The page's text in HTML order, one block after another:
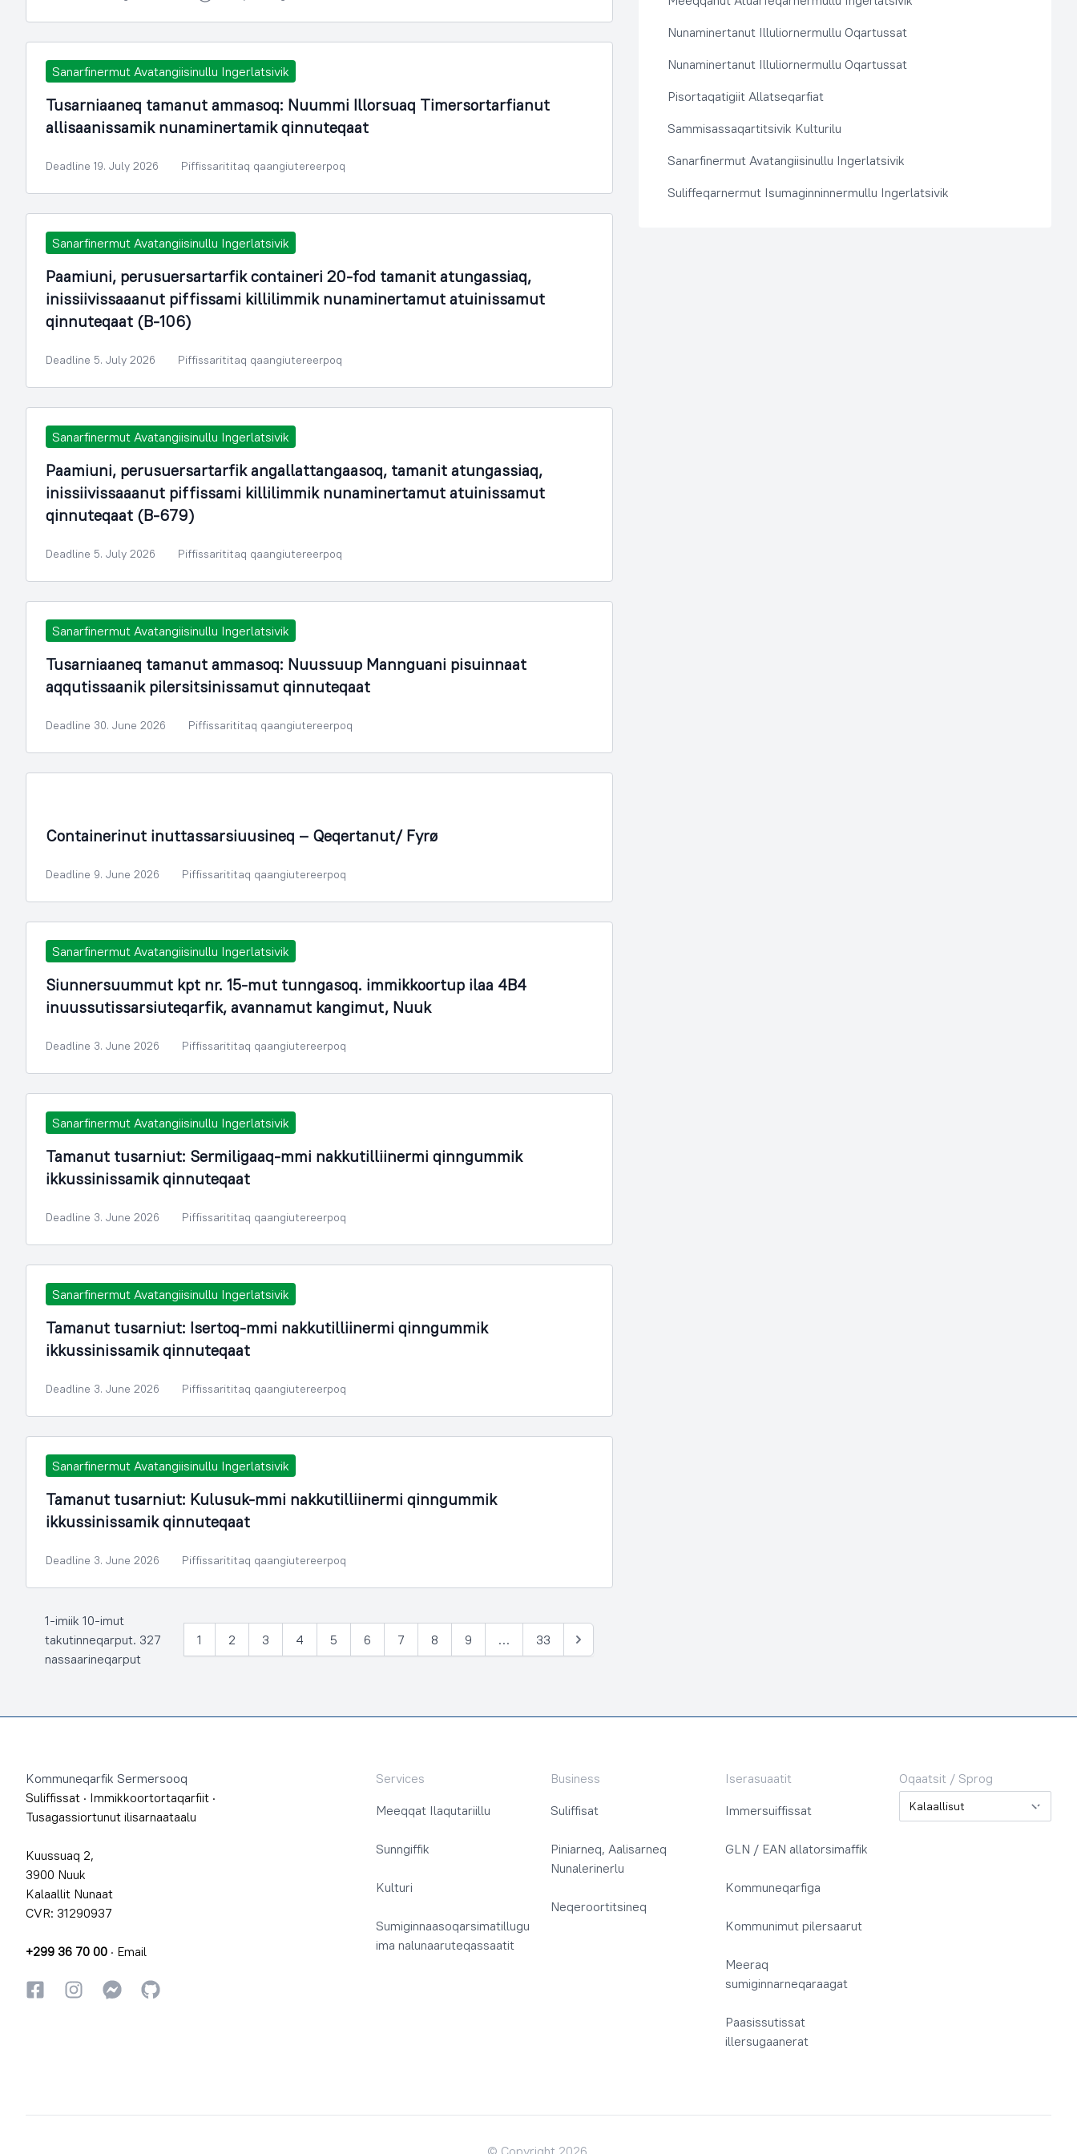
Sanarfinermut Avatangiisinullu Ingerlatsivik
Tusarniaaneq tamanut ammasoq: Nuummi Illorsuaq Timersortarfianut
allisaanissamik nunaminertamik qinnuteqaat
Deadline 19. July 2026 Piffissarititaq qaangiutereerpoq
Sanarfinermut Avatangiisinullu Ingerlatsivik
Paamiuni, perusuersartarfik containeri 20-fod tamanit atungassiaq,
inissiivissaaanut piffissami killilimmik nunaminertamut atuinissamut
qinnuteqaat (B-106)
Deadline 5. July 2026 Piffissarititaq qaangiutereerpoq
Sanarfinermut Avatangiisinullu Ingerlatsivik
Paamiuni, perusuersartarfik angallattangaasoq, tamanit atungassiaq,
inissiivissaaanut piffissami killilimmik nunaminertamut atuinissamut
qinnuteqaat (B-679)
Deadline 5. July 2026 Piffissarititaq qaangiutereerpoq
Sanarfinermut Avatangiisinullu Ingerlatsivik
Tusarniaaneq tamanut ammasoq: Nuussuup Mannguani pisuinnaat
aqqutissaanik pilersitsinissamut qinnuteqaat
Deadline 30. June 2026 Piffissarititaq qaangiutereerpoq
Containerinut inuttassarsiuusineq – Qeqertanut/ Fyrø
Deadline 9. June 2026 Piffissarititaq qaangiutereerpoq
Sanarfinermut Avatangiisinullu Ingerlatsivik
Siunnersuummut kpt nr. 15-mut tunngasoq. immikkoortup ilaa 4B4
inuussutissarsiuteqarfik, avannamut kangimut, Nuuk
Deadline 3. June 2026 Piffissarititaq qaangiutereerpoq
Sanarfinermut Avatangiisinullu Ingerlatsivik
Tamanut tusarniut: Sermiligaaq-mmi nakkutilliinermi qinngummik
ikkussinissamik qinnuteqaat
Deadline 3. June 2026 Piffissarititaq qaangiutereerpoq
Sanarfinermut Avatangiisinullu Ingerlatsivik
Tamanut tusarniut: Isertoq-mmi nakkutilliinermi qinngummik
ikkussinissamik qinnuteqaat
Deadline 3. June 2026 Piffissarititaq qaangiutereerpoq
Sanarfinermut Avatangiisinullu Ingerlatsivik
Tamanut tusarniut: Kulusuk-mmi nakkutilliinermi qinngummik
ikkussinissamik qinnuteqaat
Deadline 3. June 2026 Piffissarititaq qaangiutereerpoq
1-imiik 10-imut
takutinneqarput. 327
nassaarineqarput
1 2 3 4 5 6 7 8 9 … 33
Tullia
Nunaminertanut Illuliornermullu Oqartussat
Nunaminertanut Illuliornermullu Oqartussat
Pisortaqatigiit Allatseqarfiat
Sammisassaqartitsivik Kulturilu
Sanarfinermut Avatangiisinullu Ingerlatsivik
Suliffeqarnermut Isumaginninnermullu Ingerlatsivik
Kommuneqarfik Sermersooq
Suliffissat · Immikkoortortaqarfiit ·
Tusagassiortunut ilisarnaataalu
Kuussuaq 2,
3900 Nuuk
Kalaallit Nunaat
CVR: 31290937
+299 36 70 00 · Email
FacebookkiInstagrammiInstagrammi
GitHub
Services
Meeqqat Ilaqutariillu
Sunngiffik
Kulturi
Sumiginnaasoqarsimatillugu
ima nalunaaruteqassaatit
Business
Suliffisat
Piniarneq, Aalisarneq
Nunalerinerlu
Neqeroortitsineq
Iserasuaatit
Immersuiffissat
GLN / EAN allatorsimaffik
Kommuneqarfiga
Kommunimut pilersaarut
Meeraq
sumiginnarneqaraagat
Paasissutissat
illersugaanerat
Oqaatsit / Sprog
Oqaatsit / Sprog
© Copyright 2026.